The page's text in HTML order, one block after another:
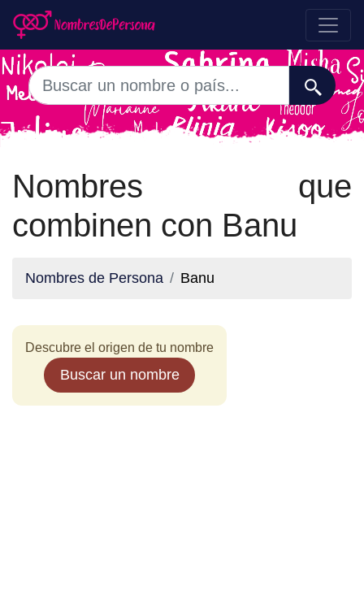
Nombres que
combinen con Banu
Nombres de Persona Banu
Descubre el origen de tu nombre
Buscar un nombre